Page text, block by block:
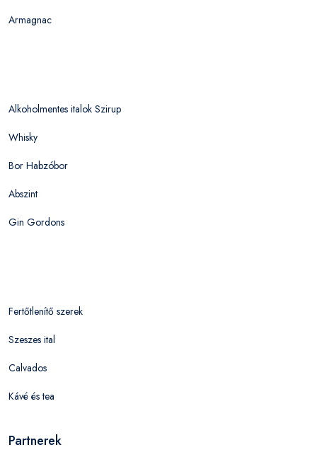
Armagnac
Alkoholmentes italok Szirup
Whisky
Bor Habzóbor
Abszint
Gin Gordons
Fertőtlenítő szerek
Szeszes ital
Calvados
Kávé és tea
Partnerek